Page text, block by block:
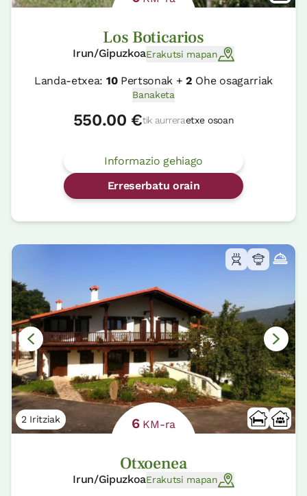
Los Boticarios
Irun/GipuzkoaErakutsi mapan
Landa-etxea: 10Pertsonak +2 Ohe osagarriak
Banaketa
550.00 €tik aurreraetxe osoan
Informazio gehiago
Erreserbatu orain
2 Iritziak 6KM-ra
Otxoenea
Irun/GipuzkoaErakutsi mapan